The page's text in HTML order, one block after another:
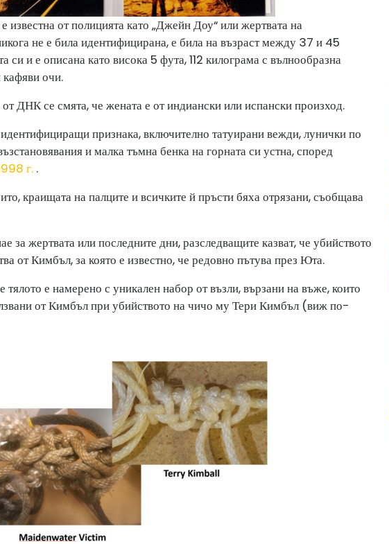
известна от полицията като „Джейн Доу“ или жертвата на
не е била идентифицирана, е била на възраст между 37 и 45
си и е описана като висока 5 фута, 112 килограма с вълнообразна
кафяви очи.
от ДНК се смята, че жената е от индиански или испански произход.
признака, включително татуирани вежди, лунички по
и малка тъмна бенка на горната си устна, според
г. .
краищата на палците и всичките й пръсти бяха отрязани, съобщава
за жертвата или последните дни, разследващите казват, че убийството
от Кимбъл, за която е известно, че редовно пътува през Юта.
е намерено с уникален набор от възли, вързани на въже, които
от Кимбъл при убийството на чичо му Тери Кимбъл (виж по-